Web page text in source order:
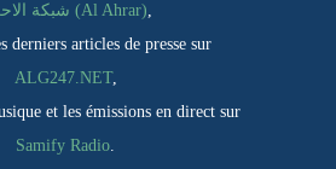
شبكة الاحرار (Al Ahrar),
derniers articles de presse sur
ALG247.NET,
et les émissions en direct sur
Samify Radio.